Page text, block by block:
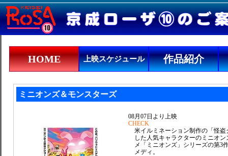
HOME 上映スケジュール 作品紹介
ミニオンズ＆モンスターズ
08月07日より上映
CHECK
米イルミネーション制作の「怪
した人気キャラクターのミニオ
メ「ミニオンズ」シリーズの第3
メディ。